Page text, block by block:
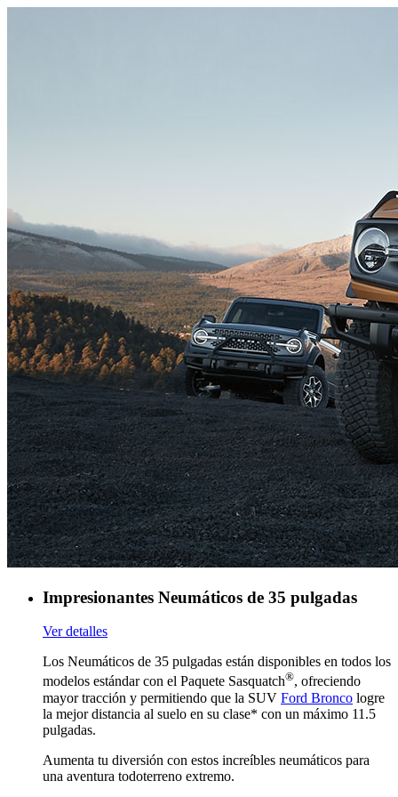
Impresionantes Neumáticos de 35 pulgadas
Ver detalles
Los Neumáticos de 35 pulgadas están disponibles en todos los
modelos estándar con el Paquete Sasquatch®, ofreciendo
mayor tracción y permitiendo que la SUV Ford Bronco logre
la mejor distancia al suelo en su clase* con un máximo 11.5
pulgadas.
Aumenta tu diversión con estos increíbles neumáticos para
una aventura todoterreno extremo.